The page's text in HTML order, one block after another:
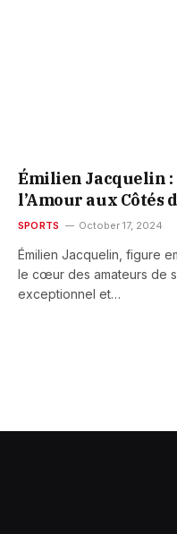
Émilien Jacquelin :
l’Amour aux Côtés
SPORTS October 17, 2024
Émilien Jacquelin, figure
le cœur des amateurs de
exceptionnel et…